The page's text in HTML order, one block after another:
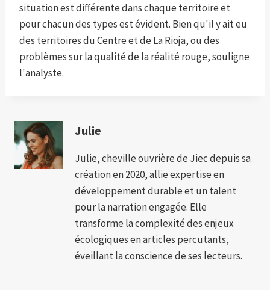
situation est différente dans chaque territoire et
pour chacun des types est évident. Bien qu'il y ait eu
des territoires du Centre et de La Rioja, ou des
problèmes sur la qualité de la réalité rouge, souligne
l'analyste.
Julie
Julie, cheville ouvrière de Jiec depuis sa
création en 2020, allie expertise en
développement durable et un talent
pour la narration engagée. Elle
transforme la complexité des enjeux
écologiques en articles percutants,
éveillant la conscience de ses lecteurs.